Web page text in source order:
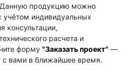
Данную продукцию можно
учётом индивидуальных
консультации,
расчета и
форму "Заказать проект" —
с вами в ближайшее время.